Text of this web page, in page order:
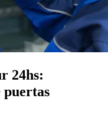
24hs:
puertas